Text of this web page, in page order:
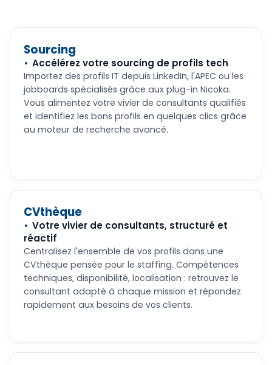
Sourcing
Accélérez votre sourcing de profils tech
Importez des profils IT depuis LinkedIn, l'APEC ou les
jobboards spécialisés grâce aux plug-in Nicoka.
Vous alimentez votre vivier de consultants qualifiés
et identifiez les bons profils en quelques clics grâce
au moteur de recherche avancé.
CVthèque
Votre vivier de consultants, structuré et
réactif
Centralisez l'ensemble de vos profils dans une
CVthèque pensée pour le staffing. Compétences
techniques, disponibilité, localisation : retrouvez le
consultant adapté à chaque mission et répondez
rapidement aux besoins de vos clients.